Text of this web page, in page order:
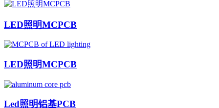
LED照明MCPCB
LED照明MCPCB
Led照明铝基PCB